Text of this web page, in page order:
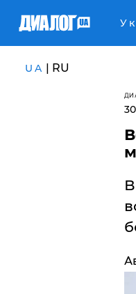
UA | RU